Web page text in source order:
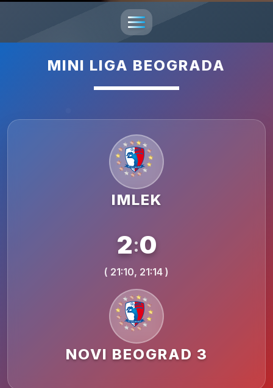
MINI LIGA BEOGRADA
IMLEK
2:0
( 21:10, 21:14 )
NOVI BEOGRAD 3